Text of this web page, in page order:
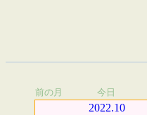
前の月 今日
2022.10